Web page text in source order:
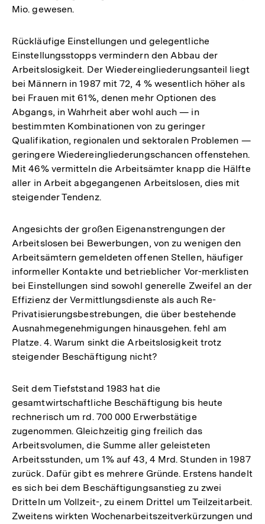
Mio. gewesen.
Rückläufige Einstellungen und gelegentliche
Einstellungsstopps vermindern den Abbau der
Arbeitslosigkeit. Der Wiedereingliederungsanteil liegt
bei Männern in 1987 mit 72, 4 % wesentlich höher als
bei Frauen mit 61%, denen mehr Optionen des
Abgangs, in Wahrheit aber wohl auch — in
bestimmten Kombinationen von zu geringer
Qualifikation, regionalen und sektoralen Problemen —
geringere Wiedereingliederungschancen offenstehen.
Mit 46% vermitteln die Arbeitsämter knapp die Hälfte
aller in Arbeit abgegangenen Arbeitslosen, dies mit
steigender Tendenz.
Angesichts der großen Eigenanstrengungen der
Arbeitslosen bei Bewerbungen, von zu wenigen den
Arbeitsämtern gemeldeten offenen Stellen, häufiger
informeller Kontakte und betrieblicher Vor-merklisten
bei Einstellungen sind sowohl generelle Zweifel an der
Effizienz der Vermittlungsdienste als auch Re-
Privatisierungsbestrebungen, die über bestehende
Ausnahmegenehmigungen hinausgehen. fehl am
Platze. 4. Warum sinkt die Arbeitslosigkeit trotz
steigender Beschäftigung nicht?
Seit dem Tiefststand 1983 hat die
gesamtwirtschaftliche Beschäftigung bis heute
rechnerisch um rd. 700 000 Erwerbstätige
zugenommen. Gleichzeitig ging freilich das
Arbeitsvolumen, die Summe aller geleisteten
Arbeitsstunden, um 1% auf 43, 4 Mrd. Stunden in 1987
zurück. Dafür gibt es mehrere Gründe. Erstens handelt
es sich bei dem Beschäftigungsanstieg zu zwei
Dritteln um Vollzeit-, zu einem Drittel um Teilzeitarbeit.
Zweitens wirkten Wochenarbeitszeitverkürzungen und